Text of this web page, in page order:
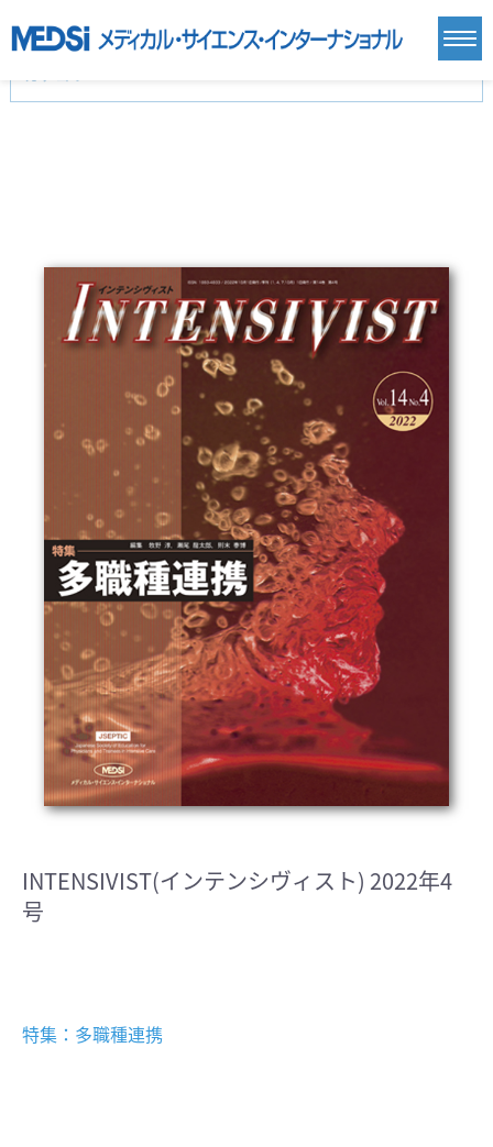
基礎医学(93)
基礎医学関連科学(80)
自然科学(25)
薬学(7)
保健・体育(1)
衛生・公衆衛生学(14)
医学一般(91) マルチメディア(0)
INTENSIVIST(インテンシヴィスト) 2022年4
号
特集：多職種連携